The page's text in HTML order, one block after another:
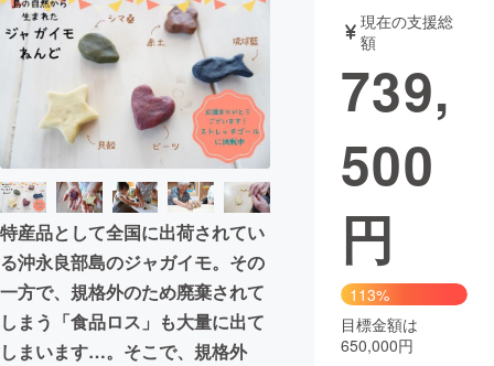
テクノロジー・ガジェット
映像・映画 書籍・雑誌
ビジネス・起業 チャレンジ
まちづくり・地域活性化
CAMPFIRE for Social Good
CAMPFIRE Creation
CAMPFIREふるさと納税machi-ya コミュニティ
特産品として全国に出荷されてい
る沖永良部島のジャガイモ。その
一方で、規格外のため廃棄されて
しまう「食品ロス」も大量に出て
しまいます…。そこで、規格外
現在の支援総
額
739,
500
円
113%
目標金額は
650,000円